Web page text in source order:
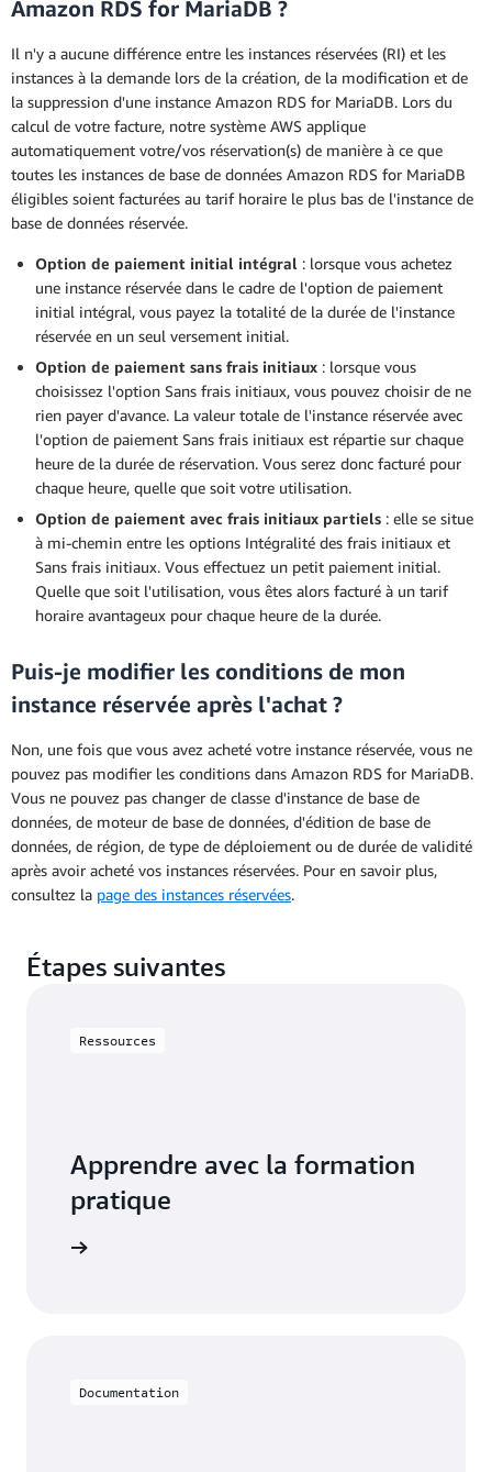
Amazon RDS for MariaDB ?
Il n'y a aucune différence entre les instances réservées (RI) et les
instances à la demande lors de la création, de la modification et de
la suppression d'une instance Amazon RDS for MariaDB. Lors du
calcul de votre facture, notre système AWS applique
automatiquement votre/vos réservation(s) de manière à ce que
toutes les instances de base de données Amazon RDS for MariaDB
éligibles soient facturées au tarif horaire le plus bas de l'instance de
base de données réservée.
Option de paiement initial intégral : lorsque vous achetez
une instance réservée dans le cadre de l'option de paiement
initial intégral, vous payez la totalité de la durée de l'instance
réservée en un seul versement initial.
Option de paiement sans frais initiaux : lorsque vous
choisissez l'option Sans frais initiaux, vous pouvez choisir de ne
rien payer d'avance. La valeur totale de l'instance réservée avec
l'option de paiement Sans frais initiaux est répartie sur chaque
heure de la durée de réservation. Vous serez donc facturé pour
chaque heure, quelle que soit votre utilisation.
Option de paiement avec frais initiaux partiels : elle se situe
à mi-chemin entre les options Intégralité des frais initiaux et
Sans frais initiaux. Vous effectuez un petit paiement initial.
Quelle que soit l'utilisation, vous êtes alors facturé à un tarif
horaire avantageux pour chaque heure de la durée.
Puis-je modifier les conditions de mon
instance réservée après l'achat ?
Non, une fois que vous avez acheté votre instance réservée, vous ne
pouvez pas modifier les conditions dans Amazon RDS for MariaDB.
Vous ne pouvez pas changer de classe d'instance de base de
données, de moteur de base de données, d'édition de base de
données, de région, de type de déploiement ou de durée de validité
après avoir acheté vos instances réservées. Pour en savoir plus,
consultez la page des instances réservées.
Étapes suivantes
Ressources
Apprendre avec la formation
pratique
Documentation